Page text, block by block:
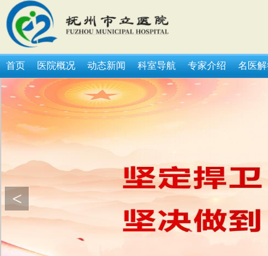
首页 医院概况 动态新闻 科室导航 专家介绍 名医
<